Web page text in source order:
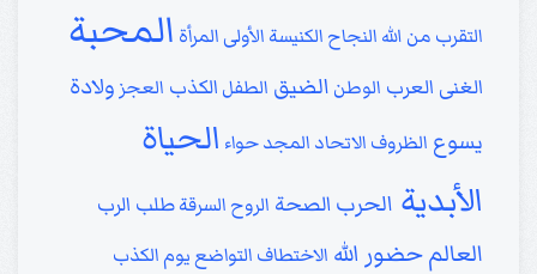
التقرب من الله النجاح الكنيسة الأولى المرأة المحبة
الغنى العرب الوطن الضيق الطفل الكذب العجز ولادة
يسوع الظروف الاتحاد المجدحواء الحياة
الأبدية الحرب الصحة الروح السرقةطلب الرب
العالمحضور الله الاختطاف التواضع يوم الكذب